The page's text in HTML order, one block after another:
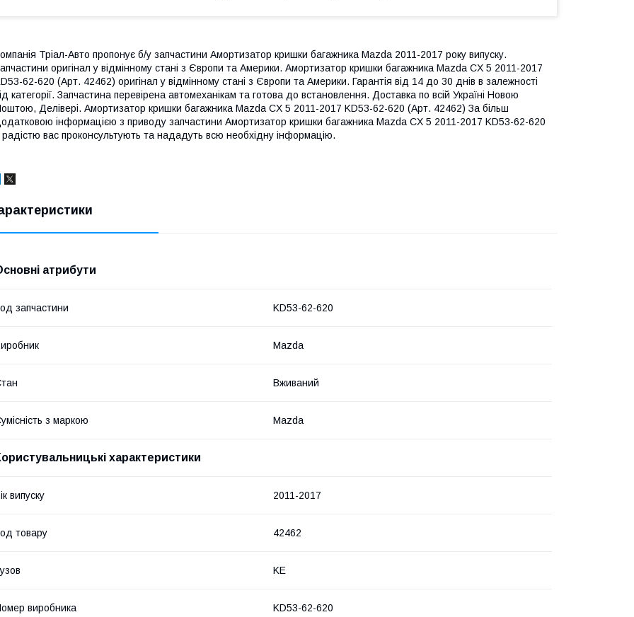
Тріал-Авто пропонує б/у запчастини Амортизатор кришки багажника Mazda 2011-2017 року випуску.
оригінал у відмінному стані з Європи та Америки. Амортизатор кришки багажника Mazda CX 5 2011-2017
62-620 (Арт. 42462) оригінал у відмінному стані з Європи та Америки. Гарантія від 14 до 30 днів в залежності
категорії. Запчастина перевірена автомеханікам та готова до встановлення. Доставка по всій Україні Новою
Делівері. Амортизатор кришки багажника Mazda CX 5 2011-2017 KD53-62-620 (Арт. 42462) За більш
інформацією з приводу запчастини Амортизатор кришки багажника Mazda CX 5 2011-2017 KD53-62-620
радістю вас проконсультують та нададуть всю необхідну інформацію.
атрибути
запчастини KD53-62-620
Mazda
Вживаний
з маркою Mazda
характеристики
випуску 2011-2017
товару 42462
KE
виробника KD53-62-620